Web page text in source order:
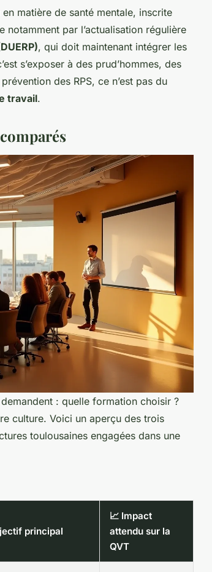
matière de santé mentale, inscrite
par l’actualisation régulière
, qui doit maintenant intégrer les
s’exposer à des prud’hommes, des
des RPS, ce n’est pas du
travail.
: quelle formation choisir ?
culture. Voici un aperçu des trois
toulousaines engagées dans une
principal
📈 Impact
attendu sur la
QVT